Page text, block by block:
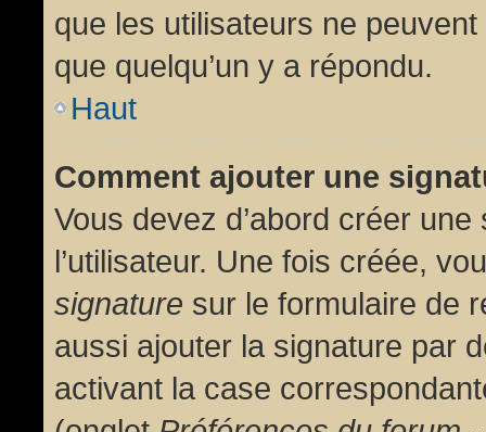
que les utilisateurs ne
que quelqu’un y a répondu.
Haut
Comment ajouter une
Vous devez d’abord créer
l’utilisateur. Une fois créée,
signature sur le formulaire de
aussi ajouter la signature par
activant la case